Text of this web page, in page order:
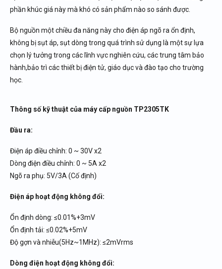
phần khúc giá này mà khó có sản phẩm nào so sánh được.
Bộ nguồn một chiều đa năng này cho điện áp ngõ ra ổn định,
không bị sụt áp, sụt dòng trong quá trình sử dụng là một sự lựa
chọn lý tưởng trong các lĩnh vực nghiên cứu, các trung tâm bảo
hành,bảo trì các thiết bị điện tử, giáo dục và đào tạo cho trường
học.
Thông số kỹ thuật của máy cấp nguồn TP2305TK
Đầu ra:
Điện áp điều chỉnh: 0 ~ 30V x2
Dòng điện điều chỉnh: 0 ~ 5A x2
Ngõ ra phụ: 5V/3A (Cố định)
Điện áp hoạt động không đổi:
Ổn định dòng: ≤0.01%+3mV
Ổn định tải: ≤0.02%+5mV
Độ gợn và nhiễu(5Hz~1MHz): ≤2mVrms
Dòng điện hoạt động không đổi: